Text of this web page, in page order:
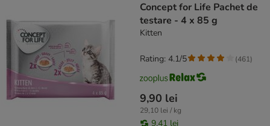
Concept for Life Pachet de
testare - 4 x 85 g
Kitten
9,90 lei
29,10 lei / kg
9,41 lei
Rating: 4.1/5 (461)